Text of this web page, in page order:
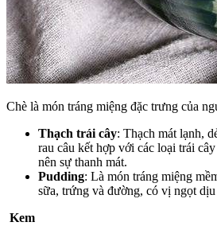
Chè là món tráng miệng đặc trưng của
Thạch trái cây: Thạch mát lạnh,
rau câu kết hợp với các loại trái
nên sự thanh mát.
Pudding: Là món tráng miệng
sữa, trứng và đường, có vị ngọt dịu
Kem